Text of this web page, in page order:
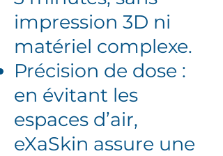
impression 3D ni
matériel complexe.
Précision de dose :
en évitant les
espaces d’air,
eXaSkin assure une